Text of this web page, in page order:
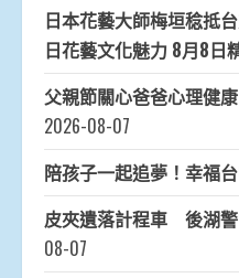
日本花藝大師梅垣稔抵
日花藝文化魅力 8月8日
父親節關心爸爸心理健
2026-08-07
陪孩子一起追夢！幸福
皮夾遺落計程車 後湖
08-07